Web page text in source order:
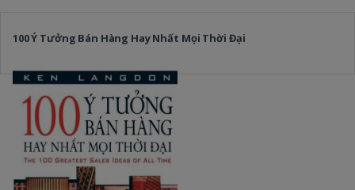
100 Ý Tưởng Bán Hàng Hay Nhất Mọi Thời Đại